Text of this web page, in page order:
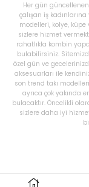
Her gün
çalışan iş
modelleri, kolye,
sizlere hizmet
rahatlıkla kombin
bulabilirsiniz.
özel gün ve
aksesuarları ile
son trend takı
ayrıca çok yakında
bulacaktır. Öncelikli
sizlere daha iyi